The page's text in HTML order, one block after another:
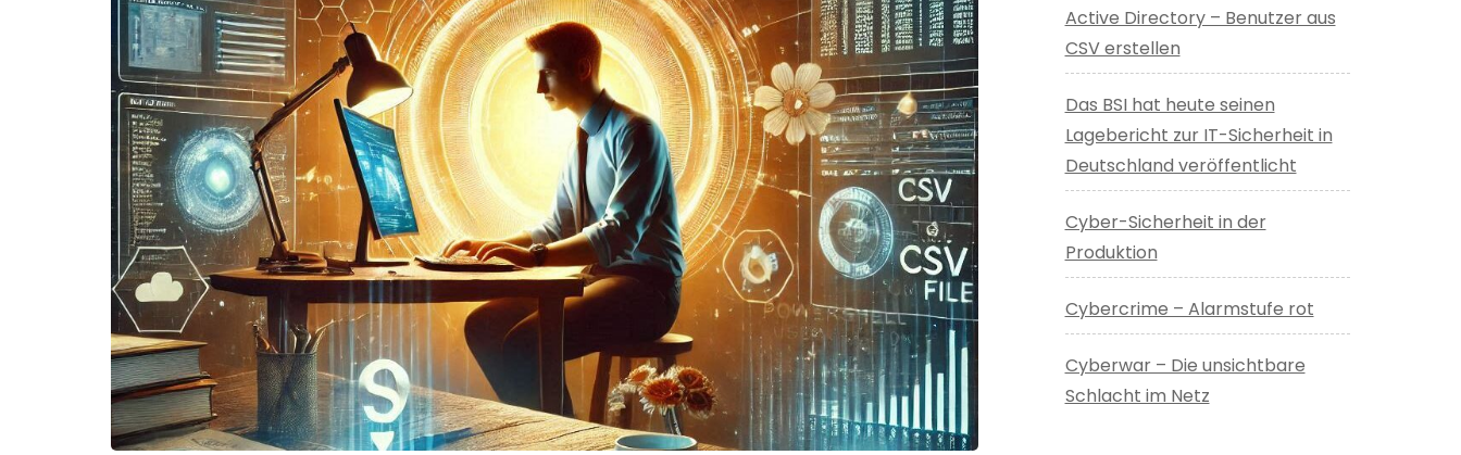
Active Directory – Benutzer aus
CSV erstellen
Das BSI hat heute seinen
Lagebericht zur IT-Sicherheit in
Deutschland veröffentlicht
Cyber-Sicherheit in der
Produktion
Cybercrime – Alarmstufe rot
Cyberwar – Die unsichtbare
Schlacht im Netz